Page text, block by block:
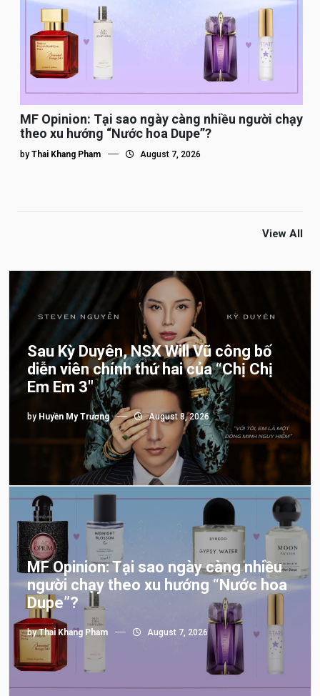
MF Opinion: Tại sao ngày càng nhiều người chạy
theo xu hướng “Nước hoa Dupe”?
by Thai Khang Pham August 7, 2026
View All
Sau Kỳ Duyên, NSX Will Vũ công bố
diễn viên chính thứ hai của “Chị Chị
Em Em 3″
by Huyền My Trương August 8, 2026
MF Opinion: Tại sao ngày càng nhiều
người chạy theo xu hướng “Nước hoa
Dupe”?
byThai Khang Pham August 7, 2026